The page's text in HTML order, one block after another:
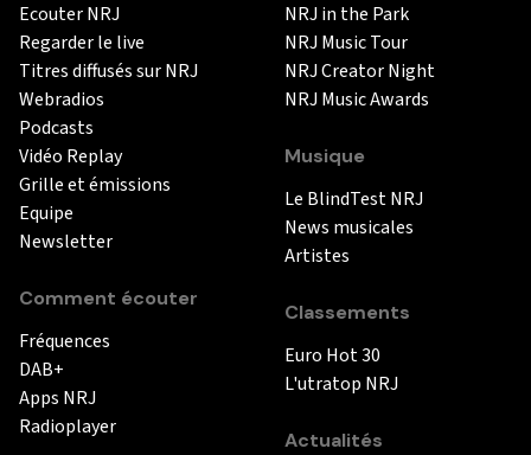
Ecouter NRJ
Regarder le live
Titres diffusés sur NRJ
Webradios
Podcasts
Vidéo Replay
Grille et émissions
Equipe
Newsletter
Comment écouter
Fréquences
DAB+
Apps NRJ
Radioplayer
NRJ in the Park
NRJ Music Tour
NRJ Creator Night
NRJ Music Awards
Musique
Le BlindTest NRJ
News musicales
Artistes
Classements
Euro Hot 30
L'utratop NRJ
Actualités